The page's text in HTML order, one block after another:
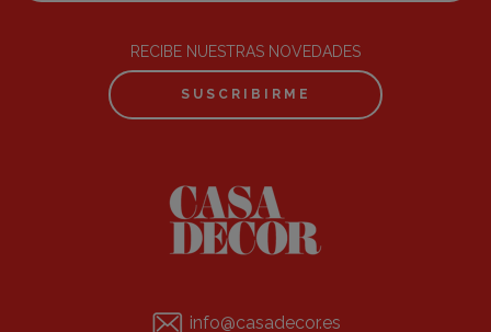
RECIBE NUESTRAS NOVEDADES
SUSCRIBIRME
info@casadecor.es